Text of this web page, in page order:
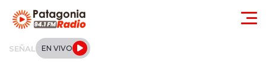
SEÑAL EN VIVO